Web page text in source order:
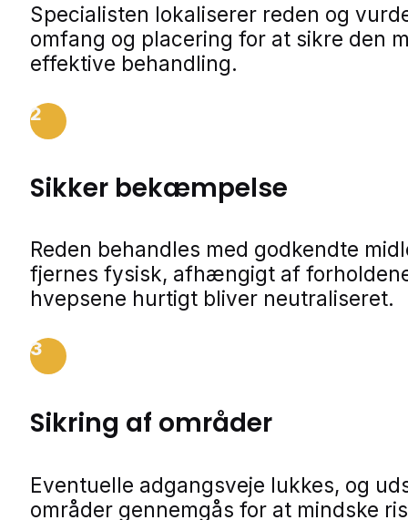
Specialisten lokaliserer reden og
omfang og placering for at sikre den
effektive behandling.
2
Sikker bekæmpelse
Reden behandles med godkendte
fjernes fysisk, afhængigt af
hvepsene hurtigt bliver neutraliseret.
3
Sikring af områder
Eventuelle adgangsveje lukkes, og
områder gennemgås for at mindske